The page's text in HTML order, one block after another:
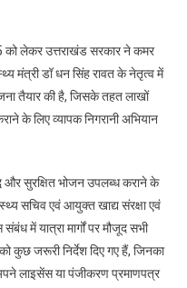
को लेकर उत्तराखंड सरकार ने कमर
मंत्री डॉ धन सिंह रावत के नेतृत्व में
तैयार की है, जिसके तहत लाखों
के लिए व्यापक निगरानी अभियान
और सुरक्षित भोजन उपलब्ध कराने के
सचिव एवं आयुक्त खाद्य संरक्षा एवं
में यात्रा मार्गों पर मौजूद सभी
कुछ जरूरी निर्देश दिए गए हैं, जिनका
अपने लाइसेंस या पंजीकरण प्रमाणपत्र